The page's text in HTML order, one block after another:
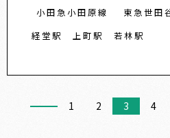
小田急小田原線
東急世田
経堂駅
上町駅 若林駅
1 2 3 4